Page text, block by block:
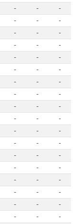
- -
-
- -
-
- -
-
- -
-
- -
-
- -
-
- -
-
- -
-
- -
-
- -
-
- -
-
- -
-
- -
-
- -
-
- -
-
- -
-
- -
-
- -
-